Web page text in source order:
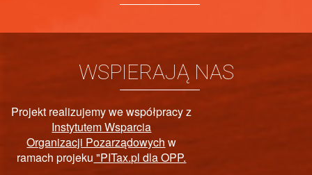
WSPIERAJĄ NAS
PAŃSTWOWY FUNDUSZ
REHABILITACJI OSÓB